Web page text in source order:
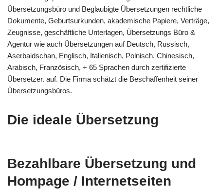
Übersetzungsbüro und Beglaubigte Übersetzungen rechtliche
Dokumente, Geburtsurkunden, akademische Papiere, Verträge,
Zeugnisse, geschäftliche Unterlagen, Übersetzungs Büro &
Agentur wie auch Übersetzungen auf Deutsch, Russisch,
Aserbaidschan, Englisch, Italienisch, Polnisch, Chinesisch,
Arabisch, Französisch, + 65 Sprachen durch zertifizierte
Übersetzer. auf. Die Firma schätzt die Beschaffenheit seiner
Übersetzungsbüros.
Die ideale Übersetzung
Bezahlbare Übersetzung und
Hompage / Internetseiten